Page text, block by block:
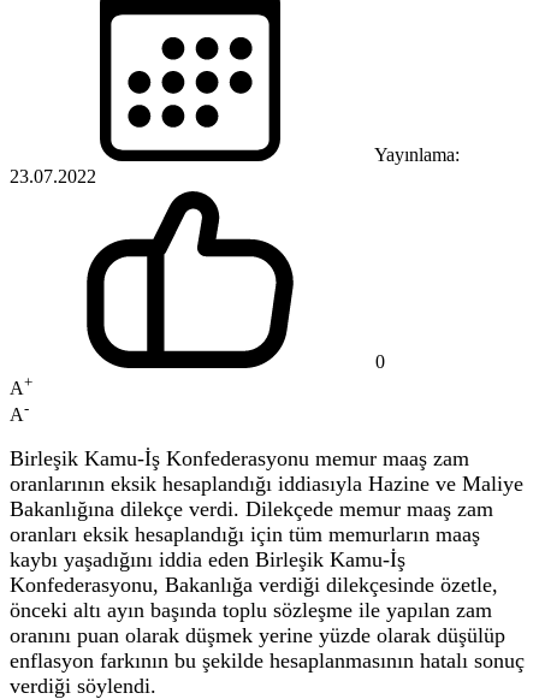
Yayınlama:
23.07.2022
0
A+
A-
Birleşik Kamu-İş Konfederasyonu memur maaş zam
oranlarının eksik hesaplandığı iddiasıyla Hazine ve Maliye
Bakanlığına dilekçe verdi. Dilekçede memur maaş zam
oranları eksik hesaplandığı için tüm memurların maaş
kaybı yaşadığını iddia eden Birleşik Kamu-İş
Konfederasyonu, Bakanlığa verdiği dilekçesinde özetle,
önceki altı ayın başında toplu sözleşme ile yapılan zam
oranını puan olarak düşmek yerine yüzde olarak düşülüp
enflasyon farkının bu şekilde hesaplanmasının hatalı sonuç
verdiği söylendi.